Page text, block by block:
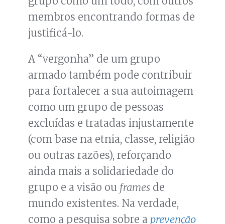
membros encontrando formas de
justificá-lo.
A “vergonha” de um grupo
armado também pode contribuir
para fortalecer a sua autoimagem
como um grupo de pessoas
excluídas e tratadas injustamente
(com base na etnia, classe, religião
ou outras razões), reforçando
ainda mais a solidariedade do
grupo e a visão ou frames de
mundo existentes. Na verdade,
como a pesquisa sobre a prevenção